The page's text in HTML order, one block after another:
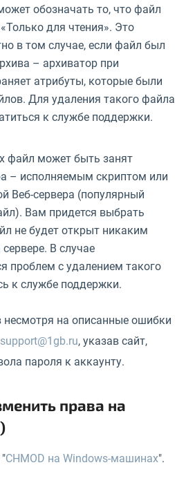
обозначать то, что файл
для чтения». Это
в том случае, если файл был
– архиватор при
атрибуты, которые были
Для удаления такого файла
к службе поддержки.
файл может быть занят
– исполняемым скриптом или
Веб-сервера (популярный
Вам придется выбрать
не будет открыт никаким
В случае
проблем с удалением такого
к службе поддержки.
на описанные ошибки
support@1gb.ru, указав сайт,
пароля к аккаунту.
права на
CHMOD на Windows-машинах".